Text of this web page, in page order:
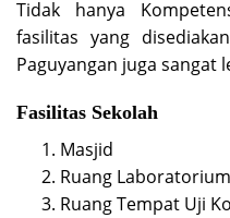
Tidak hanya
fasilitas yang
Paguyangan juga sangat
Fasilitas Sekolah
Masjid
Ruang
Ruang Tempat Uji